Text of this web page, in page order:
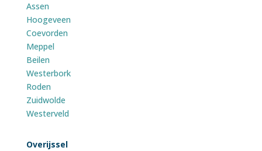
Assen
Hoogeveen
Coevorden
Meppel
Beilen
Westerbork
Roden
Zuidwolde
Westerveld
Overijssel